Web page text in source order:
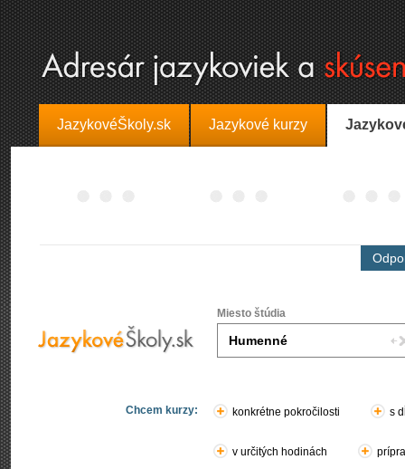
JazykovéŠkoly.sk Jazykové kurzy
Miesto štúdia
Chcem kurzy: konkrétne pokročilosti s
v určitých hodinách